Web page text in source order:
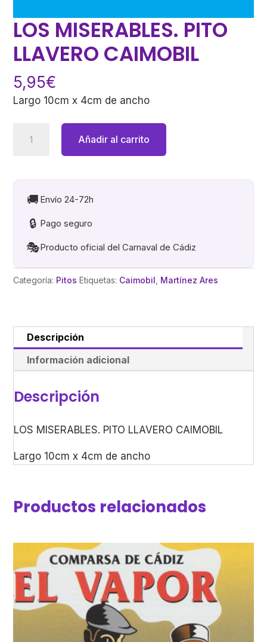
LOS MISERABLES. PITO
LLAVERO CAIMOBIL
5,95€
Largo 10cm x 4cm de ancho
MISERABLES.
LLAVERO
CAIMOBIL
Añadir al carrito
🚚 Envío 24-72h
🔒 Pago seguro
🎭Producto oficial del Carnaval de Cádiz
Categoría: Pitos Etiquetas: Caimobil Martínez Ares
Descripción
Información adicional
Descripción
LOS MISERABLES. PITO LLAVERO CAIMOBIL
Largo 10cm x 4cm de ancho
Productos relacionados